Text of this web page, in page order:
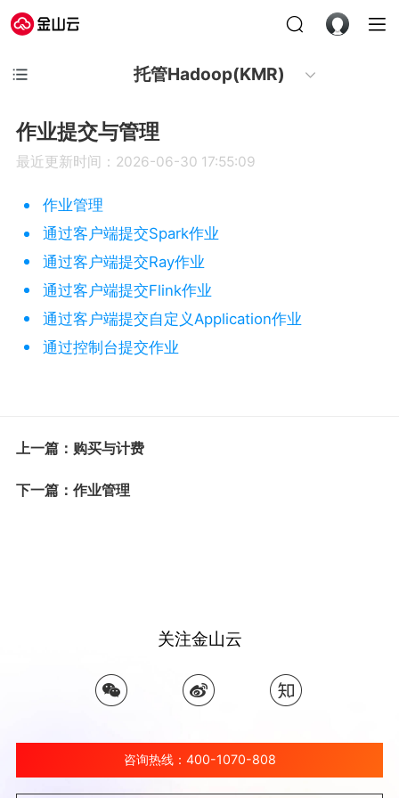
托管Hadoop(KMR)
作业提交与管理
最近更新时间：2026-06-30 17:55:09
作业管理
通过客户端提交Spark作业
通过客户端提交Ray作业
通过客户端提交Flink作业
通过客户端提交自定义Application作业
通过控制台提交作业
上一篇：购买与计费
下一篇：作业管理
关注金山云
咨询热线：400-1070-808